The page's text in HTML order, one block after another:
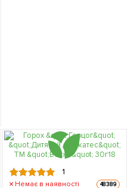
1
Немає в наявності 48389